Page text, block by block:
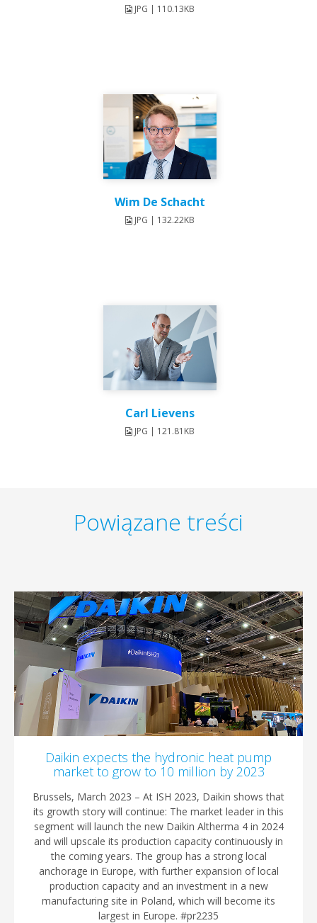
JPG | 110.13KB
Wim De Schacht
JPG | 132.22KB
Carl Lievens
JPG | 121.81KB
Powiązane treści
Daikin expects the hydronic heat pump
market to grow to 10 million by 2023
Brussels, March 2023 – At ISH 2023, Daikin shows that
its growth story will continue: The market leader in this
segment will launch the new Daikin Altherma 4 in 2024
and will upscale its production capacity continuously in
the coming years. The group has a strong local
anchorage in Europe, with further expansion of local
production capacity and an investment in a new
manufacturing site in Poland, which will become its
largest in Europe. #pr2235